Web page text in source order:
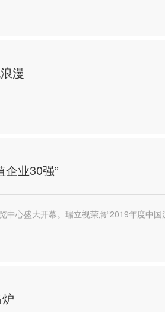
漫
业30强”
心盛大开幕。瑞立视荣膺“2019年度中国